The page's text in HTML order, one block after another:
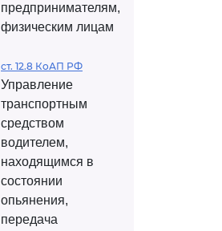
предпринимателям,
физическим лицам
ст. 12.8 КоАП РФ
Управление
транспортным
средством
водителем,
находящимся в
состоянии
опьянения,
передача